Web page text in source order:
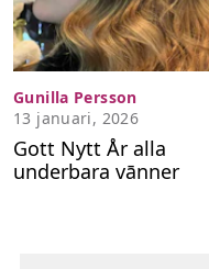
Tipsa oss
Vid publiceringar
Följ Hänt
Gott Nytt År alla
underbara vānner
Gunilla Persson
13 januari, 2026